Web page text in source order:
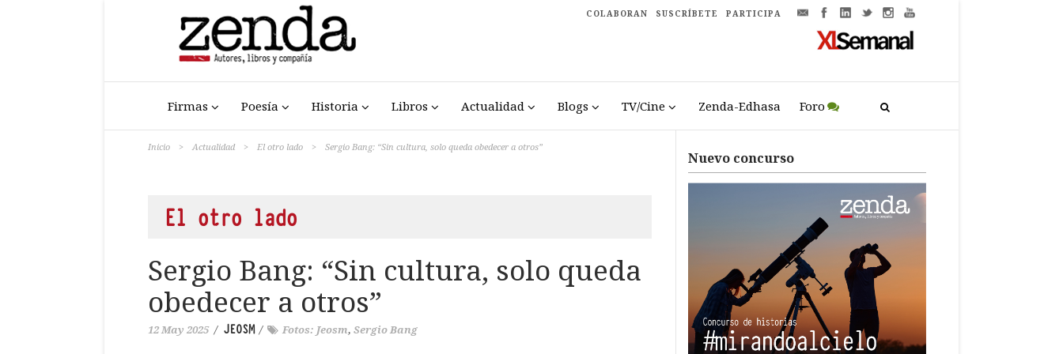
COLABORAN SUSCRÍBETE PARTICIPA
Firmas Poesía Historia Libros Actualidad Blogs TV/Cine Zenda-Edhasa Foro
Inicio > Actualidad > El otro lado > Sergio Bang: “Sin cultura, solo queda obedecer a otros”
El otro lado
Sergio Bang: “Sin cultura, solo queda
obedecer a otros”
12 May 2025 / JEOSM/ Fotos: Jeosm, Sergio Bang
Nuevo concurso